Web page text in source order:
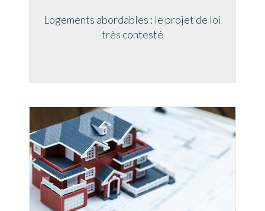
Logements abordables : le projet de loi
très contesté